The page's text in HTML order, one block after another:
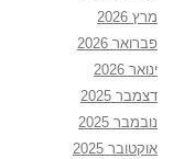
מרץ 2026
פברואר 2026
ינואר 2026
דצמבר 2025
נובמבר 2025
אוקטובר 2025